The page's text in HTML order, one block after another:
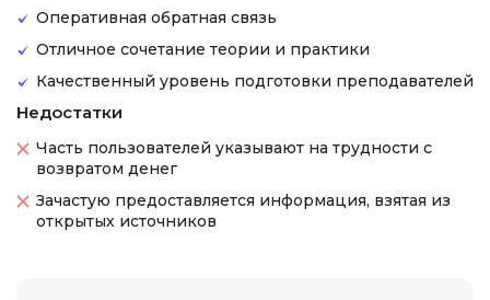
Оперативная обратная связь
Отличное сочетание теории и практики
Качественный уровень подготовки преподавателей
Недостатки
Часть пользователей указывают на трудности с
возвратом денег
Зачастую предоставляется информация, взятая из
открытых источников